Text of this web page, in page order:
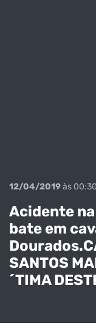
12/04/2019às 00:30
Acidente
bate em
SANTOS
´TIMA
Como
em Defesa